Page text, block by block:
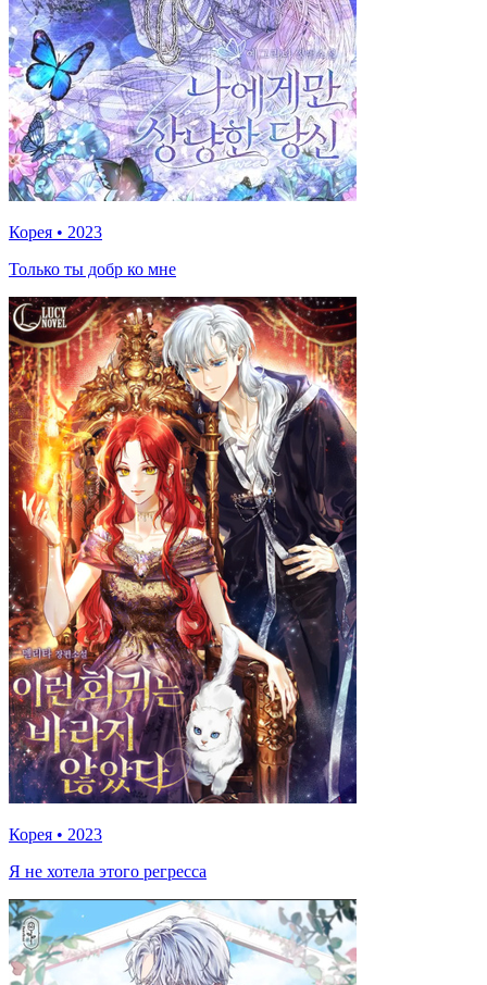
Корея • 2023
Только ты добр ко мне
Корея • 2023
Я не хотела этого регресса